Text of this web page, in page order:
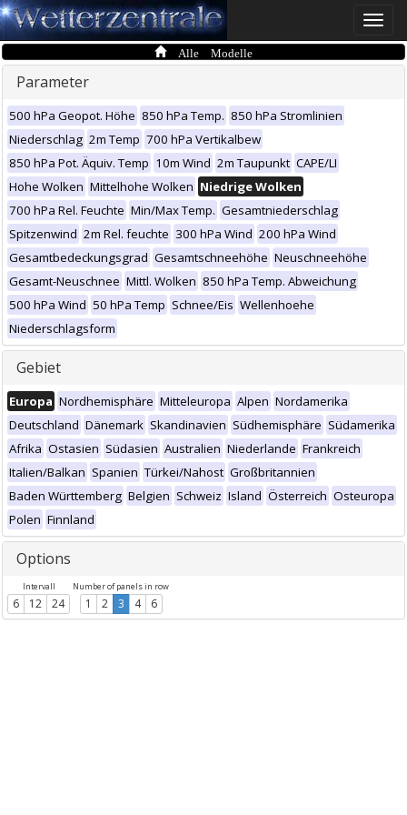
Toggle
Alle Modelle
Parameter
500 hPa Geopot. Höhe 850 hPa Temp. 850 hPa Stromlinien
Niederschlag 2m Temp 700 hPa Vertikalbew
850 hPa Pot. Äquiv. Temp 10m Wind 2m Taupunkt CAPE/LI
Hohe Wolken Mittelhohe Wolken Niedrige Wolken
700 hPa Rel. Feuchte Min/Max Temp. Gesamtniederschlag
Spitzenwind 2m Rel. feuchte 300 hPa Wind 200 hPa Wind
Gesamtbedeckungsgrad Gesamtschneehöhe Neuschneehöhe
Gesamt-Neuschnee Mittl. Wolken 850 hPa Temp. Abweichung
500 hPa Wind 50 hPa Temp Schnee/Eis Wellenhoehe
Niederschlagsform
Gebiet
Europa Nordhemisphäre Mitteleuropa Alpen Nordamerika
Deutschland Dänemark Skandinavien Südhemisphäre Südamerika
Afrika Ostasien Südasien Australien Niederlande Frankreich
Italien/Balkan Spanien Türkei/Nahost Großbritannien
Baden Württemberg Belgien Schweiz Island Österreich Osteuropa
Polen Finnland
Options
Intervall
6 12 24
Number of panels in row
1 2 3 4 6